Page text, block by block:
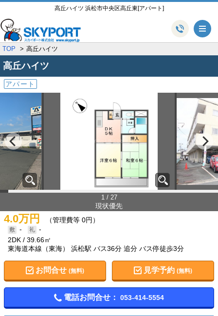
高丘ハイツ 浜松市中央区高丘東[アパート]
TOP 高丘ハイツ
高丘ハイツ
アパート
1 / 27
現状優先
4.0万円 （管理費等 0円）
-
-
2DK
39.66㎡
東海道本線（東海） 浜松駅 バス36分 追分 バス停徒歩3分
お問合せ (無料) 見学予約(無料)
電話お問合せ： 053-414-5554